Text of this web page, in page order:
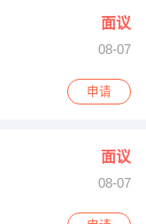
面议
08-07
区延安中路40号兴中
申请
面议
08-07